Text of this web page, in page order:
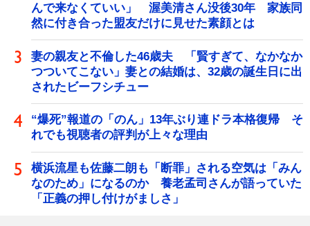
んで来なくていい」 渥美清さん没後30年 家族同
然に付き合った盟友だけに見せた素顔とは
妻の親友と不倫した46歳夫 「賢すぎて、なかなか
つついてこない」妻との結婚は、32歳の誕生日に出
されたビーフシチュー
“爆死”報道の「のん」13年ぶり連ドラ本格復帰 そ
れでも視聴者の評判が上々な理由
横浜流星も佐藤二朗も「断罪」される空気は「みん
なのため」になるのか 養老孟司さんが語っていた
「正義の押し付けがましさ」